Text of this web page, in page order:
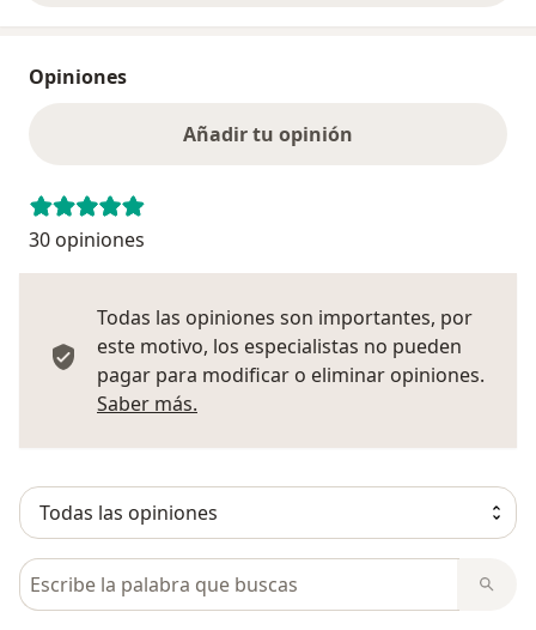
Opiniones
Añadir tu opinión
30 opiniones
Todas las opiniones son importantes, por
este motivo, los especialistas no pueden
pagar para modificar o eliminar opiniones.
Saber más.
Busca en opiniones